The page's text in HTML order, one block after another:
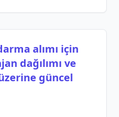
alımı için
dağılımı ve
güncel